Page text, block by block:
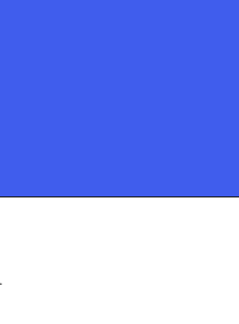
• Minden jog fenntartva!